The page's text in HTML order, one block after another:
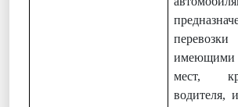
имеющими
мест,
водителя,